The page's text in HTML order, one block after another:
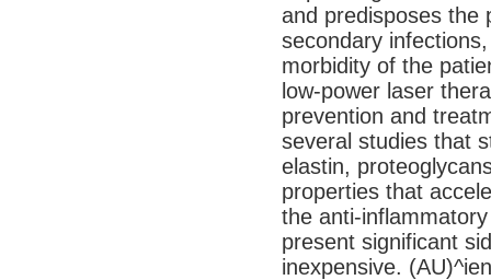
and predisposes the
secondary
morbidity of the
low-power laser
prevention and
several studies that
elastin,
properties that
the anti-
present significant
inexpensive.